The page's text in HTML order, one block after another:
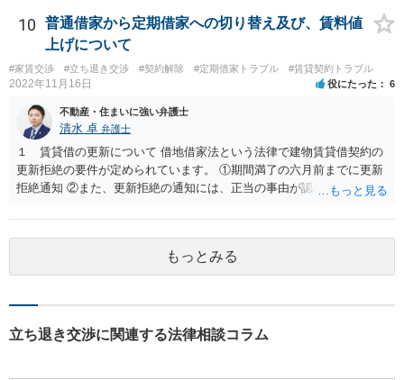
10
普通借家から定期借家への切り替え及び、賃料値
上げについて
#家賃交渉 #立ち退き交渉 #契約解除 #定期借家トラブル #賃貸契約トラブル
2022年11月16日 役にたった 6
不動産・住まいに強い弁護士
清水 卓 弁護士
１ 賃貸借の更新について 借地借家法という法律で建物賃貸借契約の
更新拒絶の要件が定められています。 ①期間満了の六月前までに更新
拒絶通知 ②また、更新拒絶の通知には、正当の事由が認められる必要
賃借人の建物使用を必要とする事情のほか、従前の経過，建物の利用
状況，建物の現況，いわゆる立退料の申出を考慮して判断するものと
されています。 ③更新拒絶通知がされた場合でも、賃貸借期間満了満
了後も賃借人が建物の使用を継続する場合には、賃借人に対し遅滞な
側（賃貸人側）が、更新の予定されている普通賃貸借契約から更新の
もっとみる
立ち退き交渉に関連する法律相談コラム